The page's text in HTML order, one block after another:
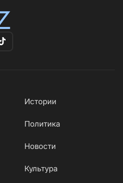
Истории
Политика
Новости
Культура